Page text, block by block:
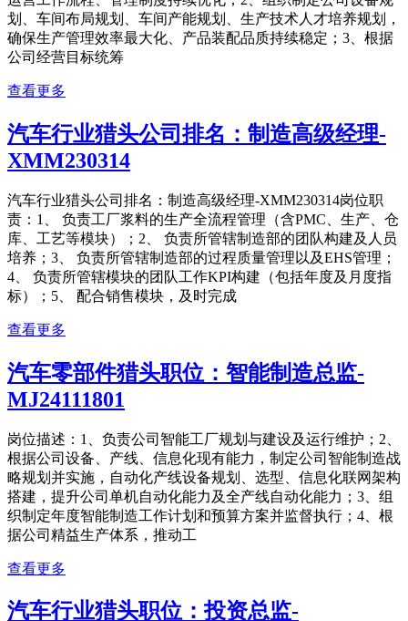
划、车间布局规划、车间产能规划、生产技术人才培养规划，
确保生产管理效率最大化、产品装配品质持续稳定；3、根据
公司经营目标统筹
查看更多
汽车行业猎头公司排名：制造高级经理-
XMM230314
汽车行业猎头公司排名：制造高级经理-XMM230314岗位职
责：1、 负责工厂浆料的生产全流程管理（含PMC、生产、仓
库、工艺等模块）；2、 负责所管辖制造部的团队构建及人员
培养；3、 负责所管辖制造部的过程质量管理以及EHS管理；
4、 负责所管辖模块的团队工作KPI构建（包括年度及月度指
标）；5、 配合销售模块，及时完成
查看更多
汽车零部件猎头职位：智能制造总监-
MJ24111801
岗位描述：1、负责公司智能工厂规划与建设及运行维护；2、
根据公司设备、产线、信息化现有能力，制定公司智能制造战
略规划并实施，自动化产线设备规划、选型、信息化联网架构
搭建，提升公司单机自动化能力及全产线自动化能力；3、组
织制定年度智能制造工作计划和预算方案并监督执行；4、根
据公司精益生产体系，推动工
查看更多
汽车行业猎头职位：投资总监-